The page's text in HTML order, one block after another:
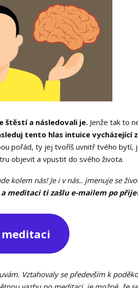
štěstí a následovali je. Jenže tak to
tento hlas intuice vycházející
pořád, ty jej tvoříš uvnitř tvého bytí,
objevit a vpustit do svého života.
kolem nás! Je i v nás.. jmenuje se
meditaci ti zašlu e-mailem po
Vztahovaly se především k